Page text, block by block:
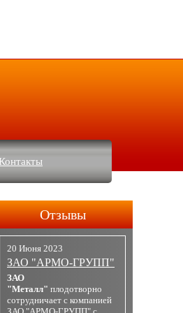
Контакты
Отзывы
20 Июня 2023
ЗАО "АРМО-ГРУПП"
ЗАО
"Металл" плодотворно
сотрудничает с компанией